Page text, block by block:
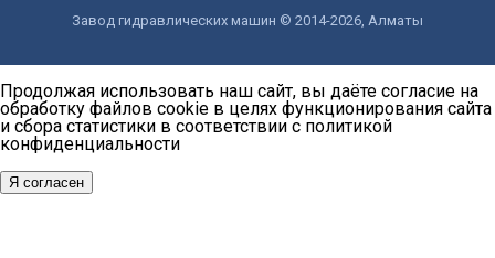
Завод гидравлических машин © 2014-2026, Алматы
Продолжая использовать наш сайт, вы даёте согласие на
обработку файлов cookie в целях функционирования сайта
и сбора статистики в соответствии с политикой
конфиденциальности
Я согласен